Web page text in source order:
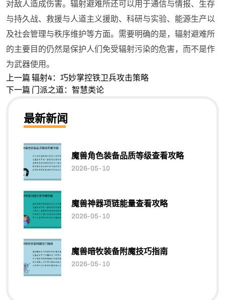
对敌人造成伤害。辐射避难所还可以用于通信与情报、生存
与持久战、救援与人道主义援助、科研与实验、能源生产以
及社会管理与秩序维护等方面。需要明确的是，辐射避难所
的主要目的仍然是保护人们免受辐射污染的危害，而不是作
为武器使用。
上一篇 辐射4：巧妙掌控铁卫兵攻击策略
下一篇 门派之道：智慧类论
最新新闻
魔兽角色装备品质等级查看攻略
2026-05-10
魔兽神器项链能量查看攻略
2026-05-10
魔兽暗牧装备附魔技巧指南
2026-05-10